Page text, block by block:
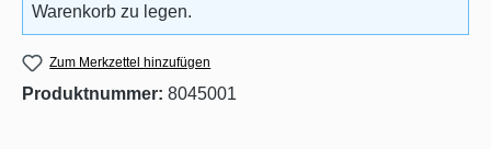
Warenkorb zu legen.
Zum Merkzettel hinzufügen
Produktnummer: 8045001